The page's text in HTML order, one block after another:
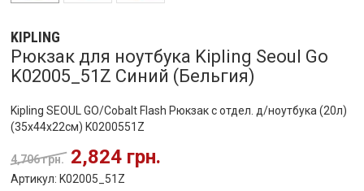
KIPLING
Рюкзак для ноутбука Kipling Seoul Go
K02005_51Z Синий (Бельгия)
Kipling SEOUL GO/Cobalt Flash Рюкзак с отдел. д/ноутбука (20л)
(35x44x22см) K0200551Z
4,706 грн. 2,824 грн.
Артикул: K02005_51Z